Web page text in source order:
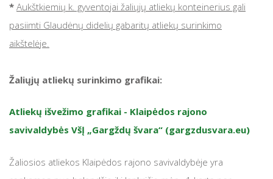
* Aukštkiemių k. gyventojai žaliųjų atliekų konteinerius gali
pasiimti Glaudėnų didelių gabaritų atliekų surinkimo
aikštelėje.
Žaliųjų atliekų surinkimo grafikai:
Atliekų išvežimo grafikai - Klaipėdos rajono
savivaldybės VšĮ „Gargždų švara“ (gargzdusvara.eu)
Žaliosios atliekos Klaipėdos rajono savivaldybėje yra